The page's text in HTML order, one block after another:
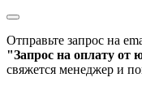
Отправьте запрос на
"Запрос на оплату от
свяжется менеджер и